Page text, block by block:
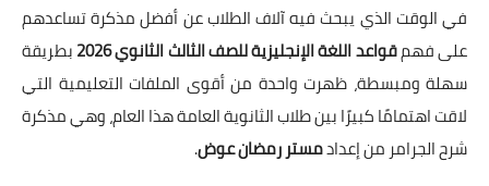
في الوقت الذي يبحث فيه آلاف الطلاب عن أفضل مذكرة تساعدهم
على فهمقواعد اللغة الإنجليزية للصف الثالث الثانوي 2026
بطريقة
سهلة ومبسطة، ظهرت واحدة من أقوى الملفات التعليمية التي
لاقت اهتمامًا كبيرًا بين طلاب الثانوية العامة هذا العام، وهي مذكرة
شرح الجرامر من إعدادمستر رمضان عوض.